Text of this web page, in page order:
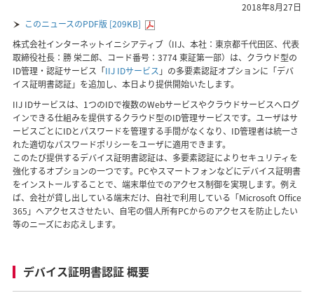
2018年8月27日
このニュースのPDF版 [209KB]
株式会社インターネットイニシアティブ（IIJ、本社：東京都千代田区、代表
取締役社長：勝 栄二郎、コード番号：3774 東証第一部）は、クラウド型の
ID管理・認証サービス「IIJ IDサービス 」の多要素認証オプションに「デバ
イス証明書認証」を追加し、本日より提供開始いたします。
IIJ IDサービスは、1つのIDで複数のWebサービスやクラウドサービスへログ
インできる仕組みを提供するクラウド型のID管理サービスです。ユーザはサ
ービスごとにIDとパスワードを管理する手間がなくなり、ID管理者は統一さ
れた適切なパスワードポリシーをユーザに適用できます。
このたび提供するデバイス証明書認証は、多要素認証によりセキュリティを
強化するオプションの一つです。PCやスマートフォンなどにデバイス証明書
をインストールすることで、端末単位でのアクセス制御を実現します。例え
ば、会社が貸し出している端末だけ、自社で利用している「Microsoft Office
365」へアクセスさせたい、自宅の個人所有PCからのアクセスを防止したい
等のニーズにお応えします。
デバイス証明書認証 概要